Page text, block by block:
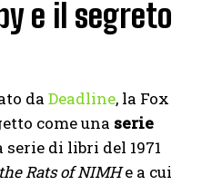
e il segreto
da Deadline, la Fox
come una serie
serie di libri del 1971
Rats of NIMHe a cui